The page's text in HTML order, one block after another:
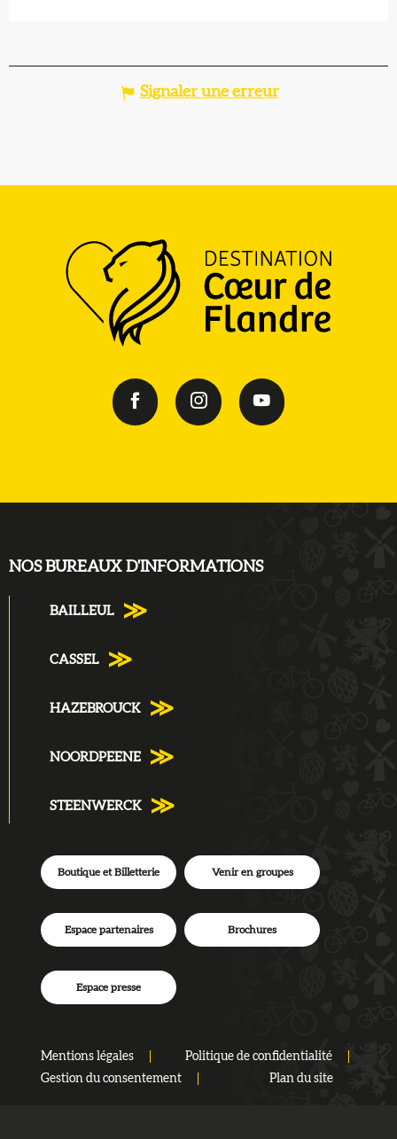
Signaler une erreur
NOS BUREAUX D'INFORMATIONS
BAILLEUL
CASSEL
HAZEBROUCK
NOORDPEENE
STEENWERCK
Mentions légales
Politique de confidentialité
Gestion du consentement
Plan du site
Boutique et Billetterie Venir en groupes
Espace partenaires Brochures
Espace presse